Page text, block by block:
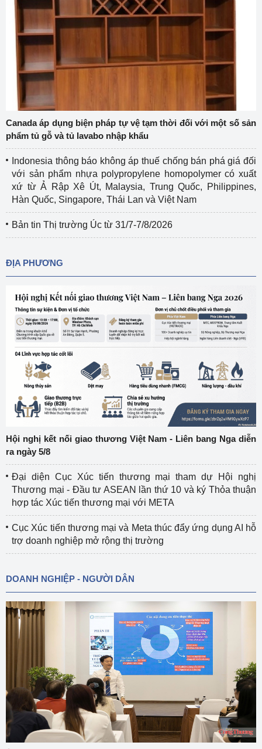
Canada áp dụng biện pháp tự vệ tạm thời đối với một số sản
phẩm tủ gỗ và tủ lavabo nhập khẩu
Indonesia thông báo không áp thuế chống bán phá giá đối
với sản phẩm nhựa polypropylene homopolymer có xuất
xứ từ Ả Rập Xê Út, Malaysia, Trung Quốc, Philippines,
Hàn Quốc, Singapore, Thái Lan và Việt Nam
Bản tin Thị trường Úc từ 31/7-7/8/2026
ĐỊA PHƯƠNG
Hội nghị kết nối giao thương Việt Nam - Liên bang Nga diễn
ra ngày 5/8
Đại diện Cục Xúc tiến thương mại tham dự Hội nghị
Thương mại - Đầu tư ASEAN lần thứ 10 và ký Thỏa thuận
hợp tác Xúc tiến thương mại với META
Cục Xúc tiến thương mại và Meta thúc đẩy ứng dụng AI hỗ
trợ doanh nghiệp mở rộng thị trường
DOANH NGHIỆP - NGƯỜI DÂN